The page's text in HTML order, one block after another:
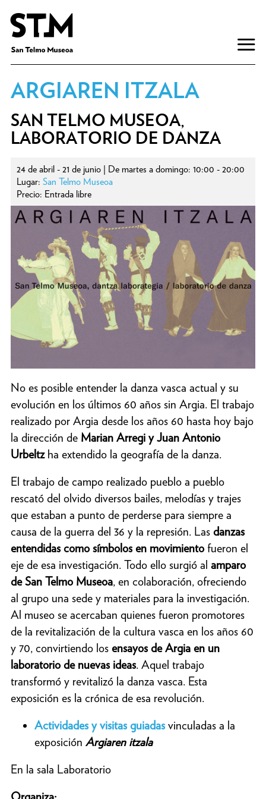
ARGIAREN ITZALA
SAN TELMO MUSEOA,
LABORATORIO DE DANZA
24 de abril - 21 de junio | De martes a domingo: 10:00 - 20:00
Lugar: San Telmo Museoa
Precio: Entrada libre
No es posible entender la danza vasca actual y su
evolución en los últimos 60 años sin Argia. El trabajo
realizado por Argia desde los años 60 hasta hoy bajo
la dirección de Marian Arregi y Juan Antonio
Urbeltzha extendido la geografía de la danza.
El trabajo de campo realizado pueblo a pueblo
rescató del olvido diversos bailes, melodías y trajes
que estaban a punto de perderse para siempre a
causa de la guerra del 36 y la represión. Las danzas
entendidas como símbolos en movimiento fueron el
eje de esa investigación. Todo ello surgió al amparo
de San Telmo Museoa, en colaboración, ofreciendo
al grupo una sede y materiales para la investigación.
Al museo se acercaban quienes fueron promotores
de la revitalización de la cultura vasca en los años 60
y 70, convirtiendo los ensayos de Argia en un
laboratorio de nuevas ideas. Aquel trabajo
transformó y revitalizó la danza vasca. Esta
exposición es la crónica de esa revolución.
Actividades y visitas guiadas vinculadas a la
exposición Argiaren itzala
En la sala Laboratorio